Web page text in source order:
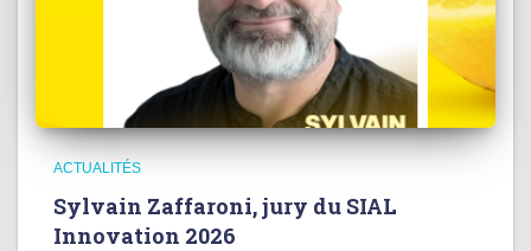
ACTUALITÉS
Sylvain Zaffaroni, jury du SIAL
Innovation 2026